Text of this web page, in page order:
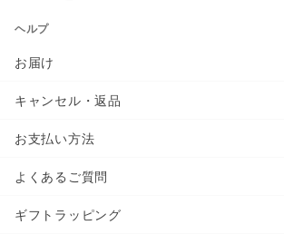
ヘルプ
お届け
キャンセル・返品
お支払い方法
よくあるご質問
ギフトラッピング